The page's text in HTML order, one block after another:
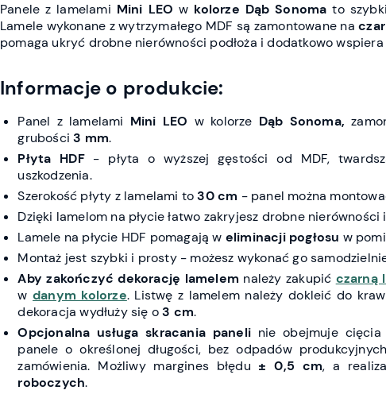
Panele z lamelami Mini LEO w kolorze Dąb Sonomato
Lamele wykonane z wytrzymałego MDF są zamontowane na
pomaga ukryć drobne nierówności podłoża i dodatkowo
Informacje o produkcie:
Panel z lamelami Mini LEO w kolorze Dąb Sonoma,
grubości3 mm.
Płyta HDF- płyta o wyższej gęstości od MDF,
uszkodzenia.
Szerokość płyty z lamelami to30 cm - panel można
Dzięki lamelom na płycie łatwo zakryjesz drobne nierówności
Lamele na płycie HDF pomagają w eliminacji pogłosu w
Montaż jest szybki i prosty - możesz wykonać go
Aby zakończyć dekorację lamelem należy zakupić czarną
wdanym kolorze. Listwę z lamelem należy dokleić do
dekoracja wydłuży się o3 cm.
Opcjonalna usługa skracania paneli nie obejmuje cięcia
panele o określonej długości, bez odpadów
zamówienia. Możliwy margines błędu ± 0,5 cm, a
roboczych.